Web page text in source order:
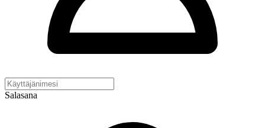
Salasana